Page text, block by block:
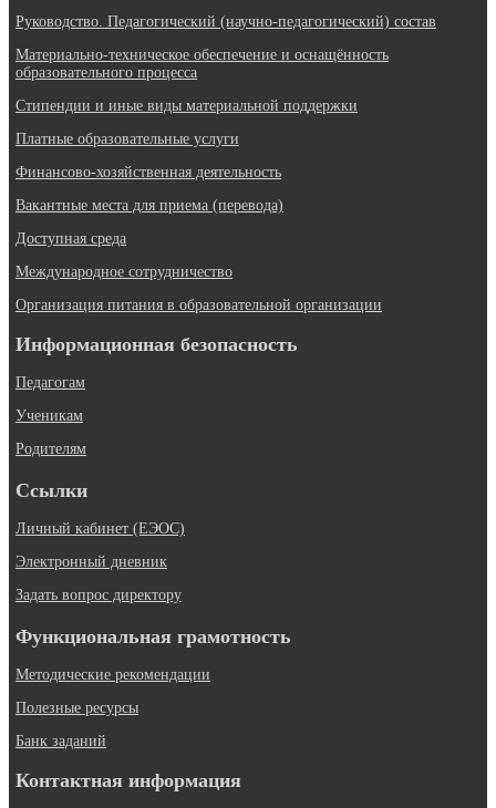
Руководство. Педагогический (научно-педагогический) состав
Материально-техническое обеспечение и оснащённость
образовательного процесса
Стипендии и иные виды материальной поддержки
Платные образовательные услуги
Финансово-хозяйственная деятельность
Вакантные места для приема (перевода)
Доступная среда
Международное сотрудничество
Организация питания в образовательной организации
Информационная безопасность
Педагогам
Ученикам
Родителям
Ссылки
Личный кабинет (ЕЭОС)
Электронный дневник
Задать вопрос директору
Функциональная грамотность
Методические рекомендации
Полезные ресурсы
Банк заданий
Контактная информация